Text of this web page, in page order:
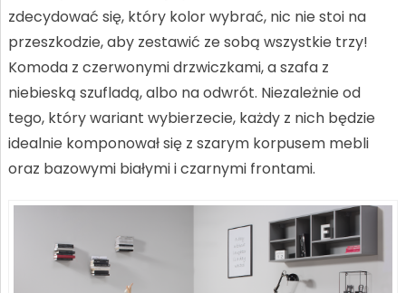
zdecydować się, który kolor wybrać, nic nie stoi na
przeszkodzie, aby zestawić ze sobą wszystkie trzy!
Komoda z czerwonymi drzwiczkami, a szafa z
niebieską szufladą, albo na odwrót. Niezależnie od
tego, który wariant wybierzecie, każdy z nich będzie
idealnie komponował się z szarym korpusem mebli
oraz bazowymi białymi i czarnymi frontami.